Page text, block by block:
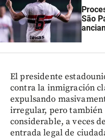
São
El presidente
contra la inmigración
expulsando
irregular, pero
considerable, a veces
entrada legal de